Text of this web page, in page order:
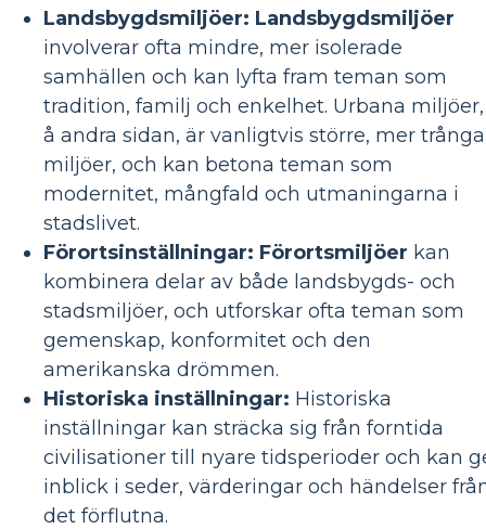
Landsbygdsmiljöer: Landsbygdsmiljöer
involverar ofta mindre, mer isolerade
samhällen och kan lyfta fram teman som
tradition, familj och enkelhet. Urbana miljöer,
å andra sidan, är vanligtvis större, mer trånga
miljöer, och kan betona teman som
modernitet, mångfald och utmaningarna i
stadslivet.
Förortsinställningar: Förortsmiljöer kan
kombinera delar av både landsbygds- och
stadsmiljöer, och utforskar ofta teman som
gemenskap, konformitet och den
amerikanska drömmen.
Historiska inställningar: Historiska
inställningar kan sträcka sig från forntida
civilisationer till nyare tidsperioder och kan
inblick i seder, värderingar och händelser
det förflutna.